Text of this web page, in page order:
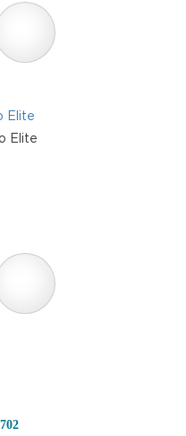
Elite